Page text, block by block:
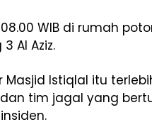
WIB di rumah
Al Aziz.
Masjid Istiqlal itu
tim jagal yang